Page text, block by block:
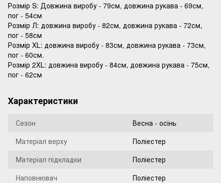
Розмір S: Довжина виробу - 79см, довжина рукава - 69см,
пог - 54см
Розмір Л: довжина виробу - 82см, довжина рукава - 72см,
пог - 58см
Розмір XL: довжина виробу - 83см, довжина рукава - 73см,
пог - 60см.
Розмір 2XL: довжина виробу - 84см, довжина рукава - 75см,
пог - 62см
Характеристики
Сезон
Весна - осінь
Матеріал верху
Поліестер
Матеріал підкладки
Поліестер
Наповнювач
Поліестер